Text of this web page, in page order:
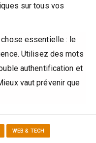
sur tous vos
essentielle : le
Utilisez des mots
authentification et
vaut prévenir que
WEB & TECH